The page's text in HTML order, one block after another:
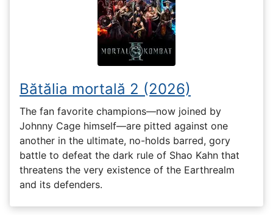
Bătălia mortală 2 (2026)
The fan favorite champions—now joined by
Johnny Cage himself—are pitted against one
another in the ultimate, no-holds barred, gory
battle to defeat the dark rule of Shao Kahn that
threatens the very existence of the Earthrealm
and its defenders.